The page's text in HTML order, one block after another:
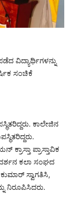
ವಿದ್ಯಾರ್ಥಿಗಳನ್ನು
ಸಂಚಿಕೆ
ಕಾಲೇಜಿನ
ಪ್ರಾಸ್ತಾವಿಕ
ಕಲಾ ಸಂಘದ
ಸ್ವಾಗತಿಸಿ,
ನಿರೂಪಿಸಿದರು.